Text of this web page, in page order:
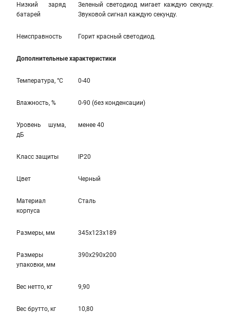
Низкий заряд
батарей
Зеленый светодиод мигает каждую секунду.
Звуковой сигнал каждую секунду.
Неисправность Горит красный светодиод.
Дополнительные характеристики
Температура, °С 0-40
Влажность, % 0-90 (без конденсации)
Уровень шума,
дБ
менее 40
Класс защиты IP20
Цвет Черный
Материал
корпуса
Сталь
Размеры, мм 345x123x189
Размеры
упаковки, мм
390x290x200
Вес нетто, кг 9,90
Вес брутто, кг 10,80